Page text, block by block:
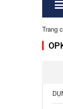
Trang